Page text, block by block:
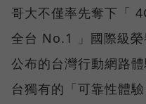
哥大不僅率先奪下「
全台 No.1 」國際級
公布的台灣行動網路
台獨有的「可靠性體